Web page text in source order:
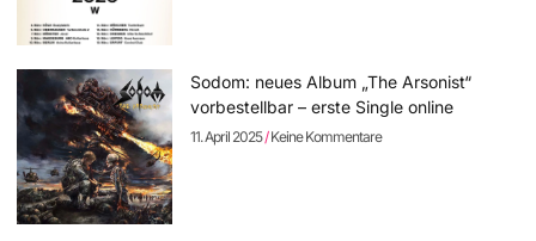
Sodom: neues Album „The Arsonist“
vorbestellbar – erste Single online
11. April 2025 Keine Kommentare